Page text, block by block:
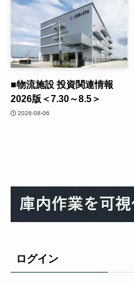
■物流施設 投資関連情報
2026版＜7.30～8.5＞
2026-08-06
ログイン